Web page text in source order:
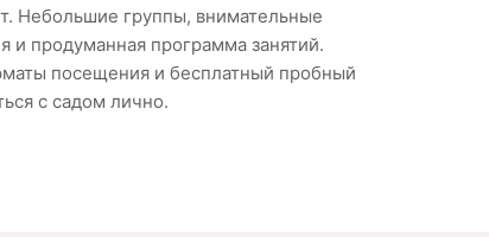
Небольшие группы, внимательные
и продуманная программа занятий.
посещения и бесплатный пробный
с садом лично.